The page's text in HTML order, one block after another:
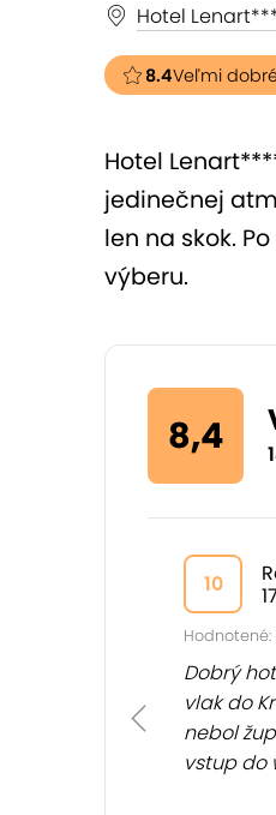
Hotel
8.4Veľmi
Hotel
jedinečnej
len na skok.
výberu.
8,4
10
Hodnotené:
Dobrý
vlak do
nebol
vstup do